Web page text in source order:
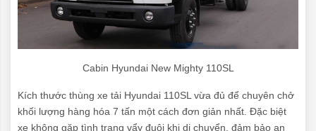
Cabin Hyundai New Mighty 110SL
Kích thước thùng xe tải Hyundai 110SL vừa đủ để chuyên chở
khối lượng hàng hóa 7 tấn một cách đơn giản nhất. Đặc biệt
xe không gặp tình trạng vẩy đuôi khi di chuyển, đảm bảo an